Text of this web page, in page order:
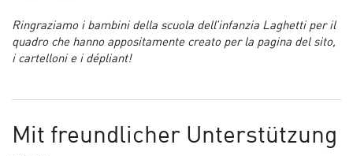
Ringraziamo i bambini della scuola dell’infanzia Laghetti per il
quadro che hanno appositamente creato per la pagina del sito,
i cartelloni e i dépliant!
Mit freundlicher Unterstützung